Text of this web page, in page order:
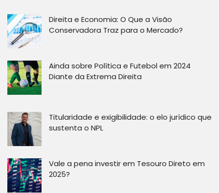
Direita e Economia: O Que a Visão
Conservadora Traz para o Mercado?
Ainda sobre Política e Futebol em 2024
Diante da Extrema Direita
Titularidade e exigibilidade: o elo jurídico que
sustenta o NPL
Vale a pena investir em Tesouro Direto em
2025?